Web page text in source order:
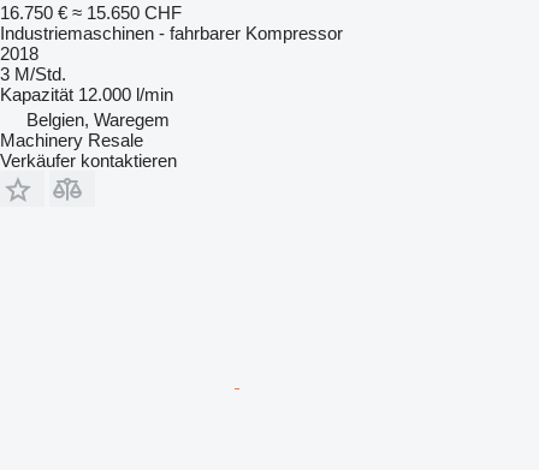
16.750 € ≈ 15.650 CHF
Industriemaschinen - fahrbarer Kompressor
2018
3 M/Std.
Kapazität 12.000 l/min
Belgien, Waregem
Machinery Resale
Verkäufer kontaktieren